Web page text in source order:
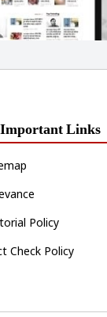
Important Links
Policy
Check Policy